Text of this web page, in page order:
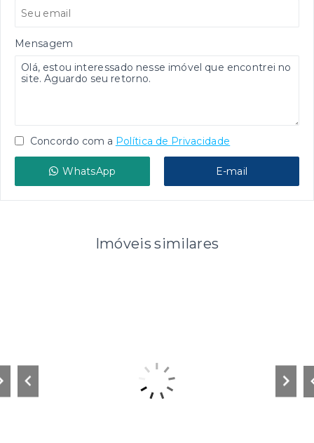
Mensagem
Concordo com a Política de Privacidade
WhatsApp E-mail
Imóveis similares